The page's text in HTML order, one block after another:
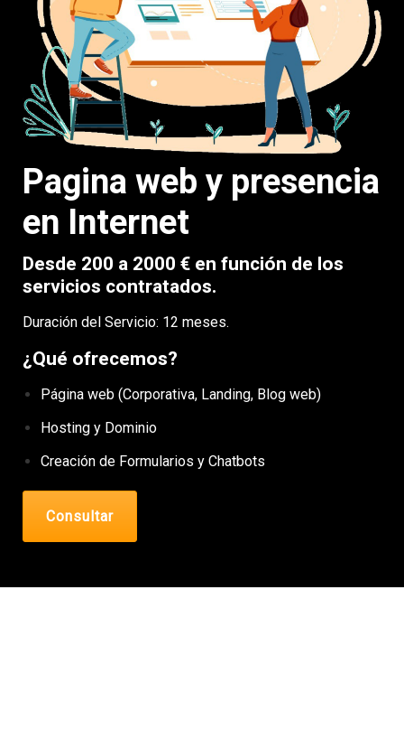
Pagina web y presencia
en Internet
Desde 200 a 2000 € en función de los
servicios contratados.
Duración del Servicio: 12 meses.
¿Qué ofrecemos?
Página web (Corporativa, Landing, Blog web)
Hosting y Dominio
Creación de Formularios y Chatbots
Consultar